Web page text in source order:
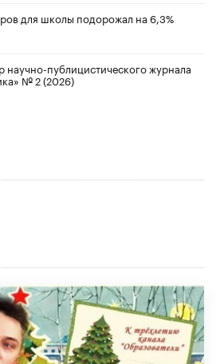
для школы подорожал на 6,3%
публицистического журнала
№ 2 (2026)